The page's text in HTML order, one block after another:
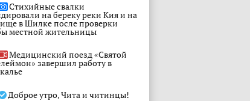
Стихийные свалки
на береку реки Кия и на
в Шилке после проверки
местной жительницы
Медицинский поезд «Святой
завершил работу в
Доброе утро, Чита и читинцы!